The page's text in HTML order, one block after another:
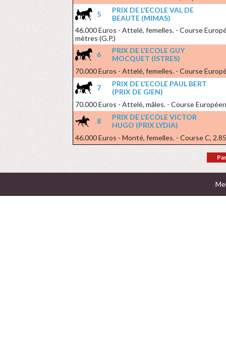
5
PRIX DE L'ECOLE VAL DE
BEAUTE (MIMAS)
46.000 Euros - Attelé, femelles. - Course
mètres (G.P.)
6
PRIX DE L'ECOLE GUY
MOCQUET (ISTRES)
70.000 Euros - Attelé, femelles. - Course
7
PRIX DE L'ECOLE PAUL BERT
(PRIX DE GIEN)
70.000 Euros - Attelé, mâles. - Course
8
PRIX DE L'ECOLE VICTOR
HUGO (PRIX LYDIA)
46.000 Euros - Monté, femelles. - Course C,